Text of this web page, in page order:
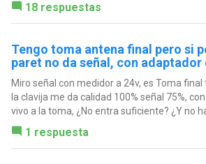
18 respuestas
Tengo toma antena final pero si
paret no da señal, con
Miro señal con medidor a 24v, es Toma
la clavija me da calidad 100% señal 75%,
vivo a la toma, ¿No entra suficiente? ¿Y no
1 respuesta